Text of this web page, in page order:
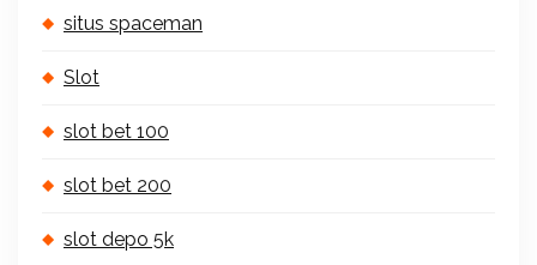
situs spaceman
Slot
slot bet 100
slot bet 200
slot depo 5k